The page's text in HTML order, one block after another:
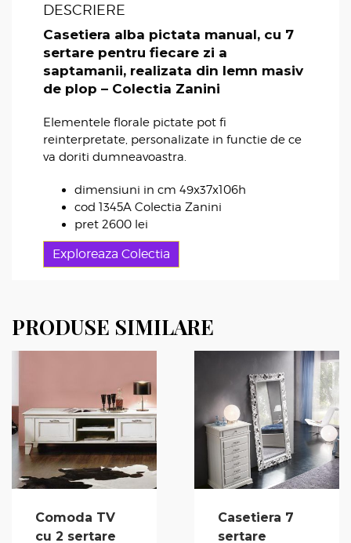
DESCRIERE
Casetiera alba pictata manual, cu 7
sertare pentru fiecare zi a
saptamanii, realizata din lemn masiv
de plop – Colectia Zanini
Elementele florale pictate pot fi
reinterpretate, personalizate in functie de ce
va doriti dumneavoastra.
dimensiuni in cm 49x37x106h
cod 1345A Colectia Zanini
pret 2600 lei
Exploreaza Colectia
PRODUSE SIMILARE
Comoda TV
cu 2 sertare
Casetiera 7
sertare